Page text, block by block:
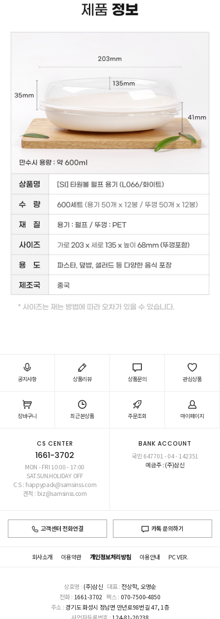
공지사항 상품리뷰 상품문의 관심상품
장바구니 최근본상품 주문조회 마이페이지
CS CENTER
1661-3702
MON - FRI 10:00 - 17:00
SAT.SUN.HOLIDAY OFF
C S : happypack@samsinss.com
견적 : biz@samsinss.com
BANK ACCOUNT
국민 647701 - 04 - 142351
예금주 : (주)삼신
고객센터 전화연결 카톡 문의하기
회사소개 이용약관 개인정보처리방침 이용안내 PC VER.
상호명 :(주)삼신 대표 : 전상학, 오명순
전화 : 1661-3702 팩스 : 070-7500-4850
주소 : 경기도 화성시 정남면 만년로98번길 47, 1층
사업자등록번호 : 124-81-20238